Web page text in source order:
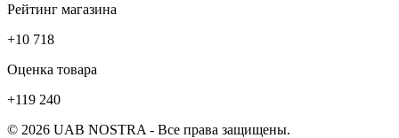
Рейтинг магазина
+10 718
Оценка товара
+119 240
© 2026 UAB NOSTRA - Все права защищены.